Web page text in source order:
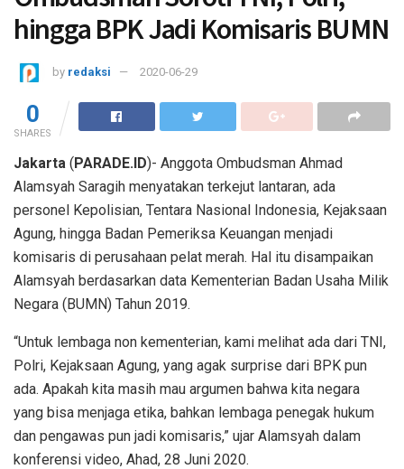
hingga BPK Jadi Komisaris BUMN
by redaksi 2020-06-29
0
SHARES
Jakarta (PARADE.ID)- Anggota Ombudsman Ahmad
Alamsyah Saragih menyatakan terkejut lantaran, ada
personel Kepolisian, Tentara Nasional Indonesia, Kejaksaan
Agung, hingga Badan Pemeriksa Keuangan menjadi
komisaris di perusahaan pelat merah. Hal itu disampaikan
Alamsyah berdasarkan data Kementerian Badan Usaha Milik
Negara (BUMN) Tahun 2019.
“Untuk lembaga non kementerian, kami melihat ada dari TNI,
Polri, Kejaksaan Agung, yang agak surprise dari BPK pun
ada. Apakah kita masih mau argumen bahwa kita negara
yang bisa menjaga etika, bahkan lembaga penegak hukum
dan pengawas pun jadi komisaris,” ujar Alamsyah dalam
konferensi video, Ahad, 28 Juni 2020.